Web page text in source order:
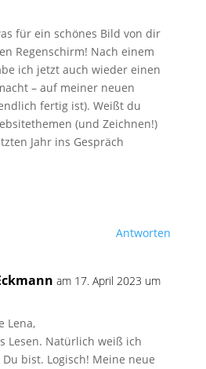
für ein schönes Bild von dir
Regenschirm! Nach einem
ich jetzt auch wieder einen
– auf meiner neuen
fertig ist). Weißt du
(und Zeichnen!)
Jahr ins Gespräch
Antworten
am 17. April 2023 um
Lena,
Lesen. Natürlich weiß ich
Du bist. Logisch! Meine neue